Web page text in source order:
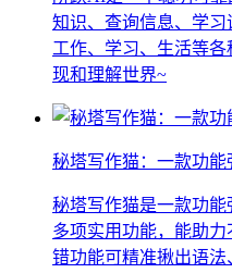
知识、查询信息、学
工作、学习、生活等
现和理解世界~
秘塔写作猫：一款功
秘塔写作猫是一款功
多项实用功能，能助
错功能可精准揪出语